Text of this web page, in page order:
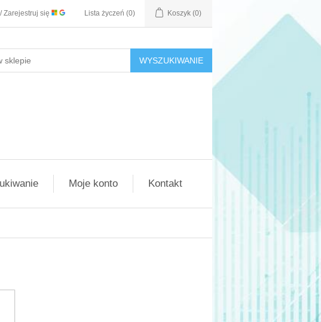
Zarejestruj się Lista życzeń (0) Koszyk (0)
WYSZUKIWANIE
Moje konto Kontakt